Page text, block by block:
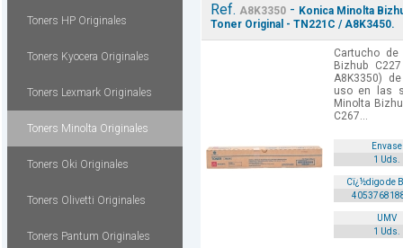
Toners HP Originales
Toners Kyocera Originales
Toners Lexmark Originales
Toners Minolta Originales
Toners Oki Originales
Toners Olivetti Originales
Toners Pantum Originales
Ref. A8K3350- Konica Minolta
Toner Original - TN221C / A8K3450.
Cartucho
Bizhub
A8K3350)
uso en las
Minolta
C267...
Envase
1 Uds.
Cï¿½digo de
UMV
1 Uds.